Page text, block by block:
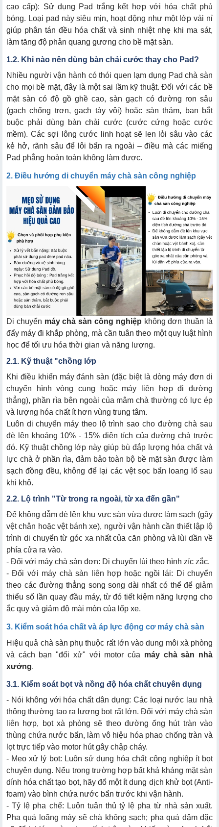
cao cấp): Sử dụng Pad trắng kết hợp với hóa chất phủ
bóng. Loại pad này siêu mịn, hoạt động như một lớp vải nỉ
giúp phân tán đều hóa chất và sinh nhiệt nhẹ khi ma sát,
làm tăng độ phản quang gương cho bề mặt sàn.
1.2. Khi nào nên dùng bàn chải cước thay cho Pad?
Nhiều người vận hành có thói quen lạm dụng Pad chà sàn
cho mọi bề mặt, đây là một sai lầm kỹ thuật.Đối với các bề
mặt sàn có độ gồ ghề cao, sàn gạch có đường ron sâu
(gạch chống trơn, gạch tày vôi) hoặc sàn thảm, bạn bắt
buộc phải dùng bàn chải cước (cước cứng hoặc cước
mềm). Các sợi lông cước linh hoạt sẽ len lỏi sâu vào các
kẻ hở, rãnh sâu để lôi bẩn ra ngoài – điều mà các miếng
Pad phẳng hoàn toàn không làm được.
2. Điều hướng di chuyển máy chà sàn công nghiệp
Di chuyển máy chà sàn công nghiệp không đơn thuần là
đẩy máy đi khắp phòng, mà cần tuân theo một quy luật hình
học để tối ưu hóa thời gian và năng lượng.
2.1. Kỹ thuật "chồng lớp
Khi điều khiển máy đánh sàn (đặc biệt là dòng máy đơn di
chuyển hình vòng cung hoặc máy liên hợp đi đường
thẳng), phần rìa bên ngoài của mâm chà thường có lực ép
và lượng hóa chất ít hơn vùng trung tâm.
Luôn di chuyển máy theo lộ trình sao cho đường chà sau
đè lên khoảng 10% - 15% diện tích của đường chà trước
đó. Kỹ thuật chồng lớp này giúp bù đắp lượng hóa chất và
lực chà ở phần rìa, đảm bảo toàn bộ bề mặt sàn được làm
sạch đồng đều, không để lại các vệt sọc bẩn loang lổ sau
khi khô.
2.2. Lộ trình "Từ trong ra ngoài, từ xa đến gần"
Để không dẫm đè lên khu vực sàn vừa được làm sạch (gây
vệt chân hoặc vệt bánh xe), người vận hành cần thiết lập lộ
trình di chuyển từ góc xa nhất của căn phòng và lùi dần về
phía cửa ra vào.
- Đối với máy chà sàn đơn: Di chuyển lùi theo hình zíc zắc.
- Đối với máy chà sàn liên hợp hoặc ngồi lái: Di chuyển
theo các đường thẳng song song dài nhất có thể để giảm
thiểu số lần quay đầu máy, từ đó tiết kiệm năng lượng cho
ắc quy và giảm độ mài mòn của lốp xe.
3. Kiểm soát hóa chất và áp lực động cơ máy chà sàn
Hiệu quả chà sàn phụ thuộc rất lớn vào dung môi xà phòng
và cách bạn "đối xử" với motor của máy chà sàn nhà
xưởng.
3.1. Kiểm soát bọt và nồng độ hóa chất chuyên dụng
- Nói không với hóa chất dân dụng: Các loại nước lau nhà
thông thường tạo ra lượng bọt rất lớn. Đối với máy chà sàn
liên hợp, bọt xà phòng sẽ theo đường ống hút tràn vào
thùng chứa nước bẩn, làm vô hiệu hóa phao chống tràn và
lọt trực tiếp vào motor hút gây chập cháy.
- Mẹo xử lý bọt: Luôn sử dụng hóa chất công nghiệp ít bọt
chuyên dụng. Nếu trong trường hợp bất khả kháng mặt sàn
dính hóa chất tạo bọt, hãy đổ một ít dung dịch khử bọt (Anti-
foam) vào bình chứa nước bẩn trước khi vận hành.
- Tỷ lệ pha chế: Luôn tuân thủ tỷ lệ pha từ nhà sản xuất.
Pha quá loãng máy sẽ chà không sạch; pha quá đậm đặc